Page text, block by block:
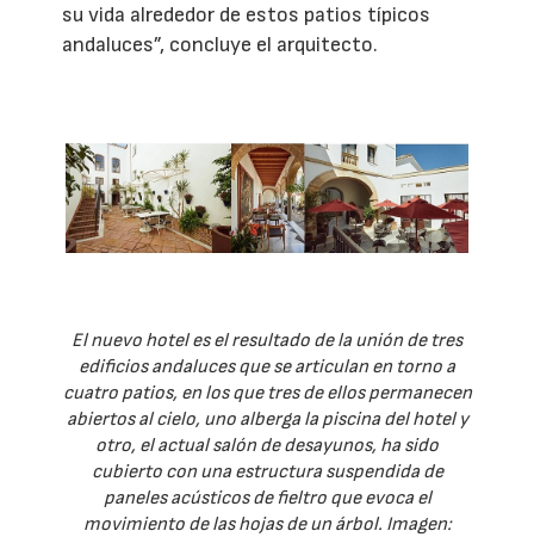
su vida alrededor de estos patios típicos
andaluces”, concluye el arquitecto.
El nuevo hotel es el resultado de la unión de tres
edificios andaluces que se articulan en torno a
cuatro patios, en los que tres de ellos permanecen
abiertos al cielo, uno alberga la piscina del hotel y
otro, el actual salón de desayunos, ha sido
cubierto con una estructura suspendida de
paneles acústicos de fieltro que evoca el
movimiento de las hojas de un árbol. Imagen: